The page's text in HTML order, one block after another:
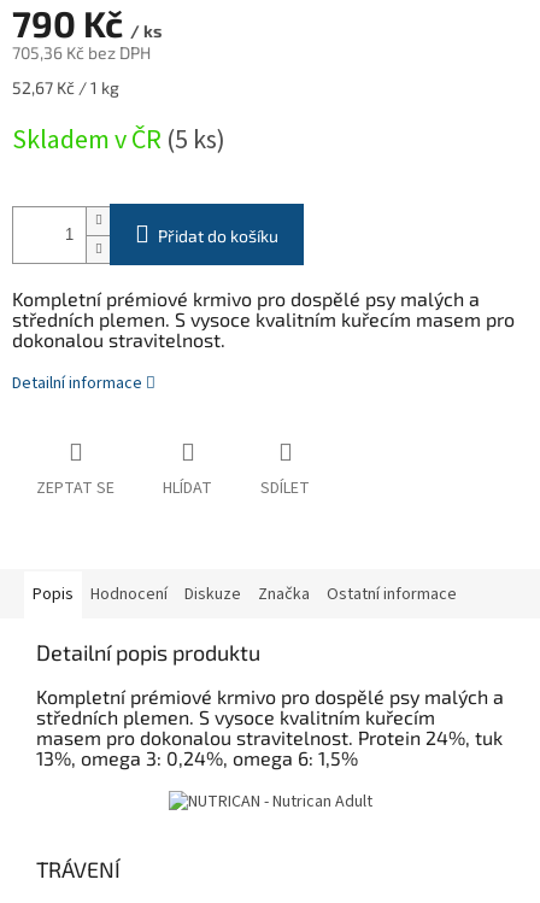
790 Kč / ks
705,36 Kč bez DPH
Měrná
52,67 Kč / 1 kg
Skladem v ČR (5 ks)
Přidat do košíku
Kompletní prémiové krmivo pro dospělé psy malých a
středních plemen. S vysoce kvalitním kuřecím masem pro
dokonalou stravitelnost.
Detailní informace
ZEPTAT SE HLÍDAT SDÍLET
Popis Hodnocení Diskuze Značka Ostatní informace
Detailní popis produktu
Kompletní prémiové krmivo pro dospělé psy malých a
středních plemen. S vysoce kvalitním kuřecím
masem pro dokonalou stravitelnost. Protein 24%, tuk
13%, omega 3: 0,24%, omega 6: 1,5%
TRÁVENÍ